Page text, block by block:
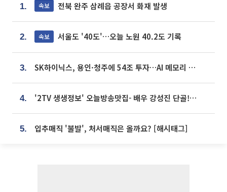
1. 속보 전북 완주 삼례읍 공장서 화재 발생
2. 속보 서울도 '40도'…오늘 노원 40.2도 기록
3. SK하이닉스, 용인·청주에 54조 투자…AI 메모리 생산기지 키운다
4. '2TV 생생정보' 오늘방송맛집- 배우 강성진 단골! 쌀국수ㆍ푸팟퐁 커리 맛집 '블○○○'
5. 입추매직 '불발', 처서매직은 올까요? [해시태그]